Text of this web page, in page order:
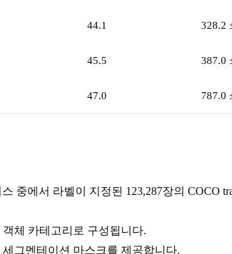
44.1 328.2
45.5 387.0
47.0 787.0
중에서 라벨이 지정된 123,287장의 COCO
체 카테고리로 구성됩니다.
그멘테이션 마스크를 제공합니다.